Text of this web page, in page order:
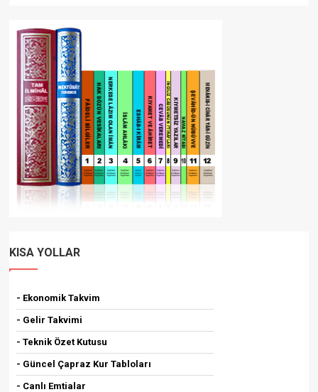
KISA YOLLAR
- Ekonomik Takvim
- Gelir Takvimi
- Teknik Özet Kutusu
- Güncel Çapraz Kur Tabloları
- Canlı Emtialar